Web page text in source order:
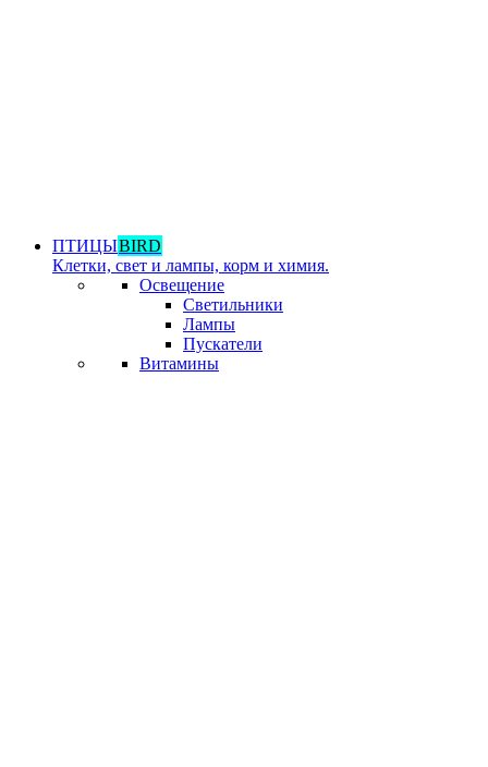
ПТИЦЫBIRD
Клетки, свет и лампы, корм и химия.
Освещение
Светильники
Лампы
Пускатели
Витамины